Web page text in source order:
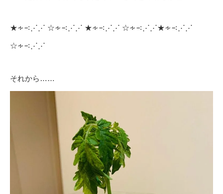
★∻∹⋰⋰ ☆∻∹⋰⋰ ★∻∹⋰⋰ ☆∻∹⋰⋰★∻∹⋰⋰
☆∻∹⋰⋰
それから……